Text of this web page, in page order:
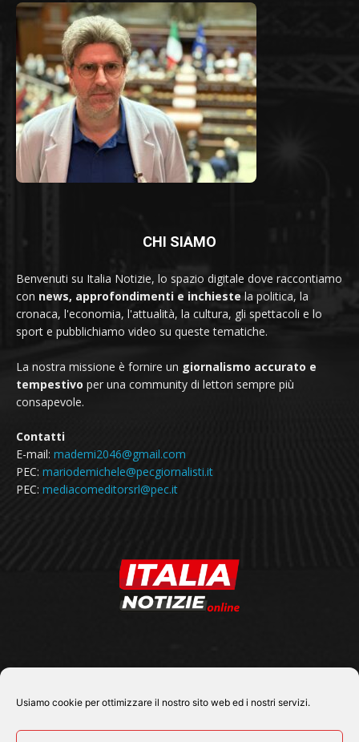
Usiamo cookie per ottimizzare il nostro sito web ed i nostri servizi.
CHI SIAMO
Benvenuti su Italia Notizie, lo spazio digitale dove raccontiamo
con news, approfondimenti e inchieste la politica, la
cronaca, l'economia, l'attualità, la cultura, gli spettacoli e lo
sport e pubblichiamo video su queste tematiche.
La nostra missione è fornire un giornalismo accurato e
tempestivo per una community di lettori sempre più
consapevole.
Contatti
E-mail: mademi2046@gmail.com
PEC: mariodemichele@pecgiornalisti.it
PEC: mediacomeditorsrl@pec.it
SEGUICI SU